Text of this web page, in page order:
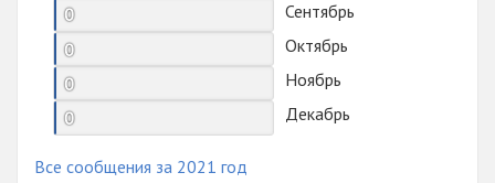
0
Сентябрь
0
Октябрь
0
Ноябрь
0
Декабрь
Все сообщения за 2021 год